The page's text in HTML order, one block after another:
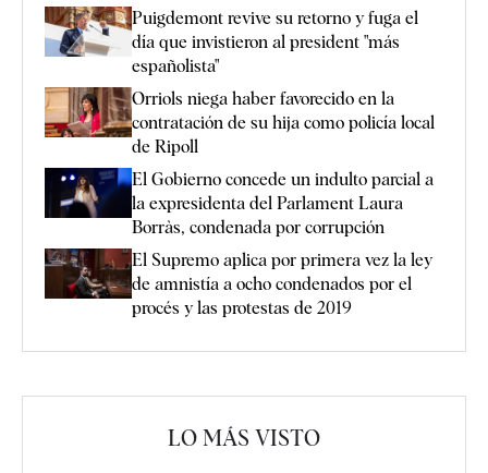
Puigdemont revive su retorno y fuga el
día que invistieron al president "más
españolista"
Orriols niega haber favorecido en la
contratación de su hija como policía local
de Ripoll
El Gobierno concede un indulto parcial a
la expresidenta del Parlament Laura
Borràs, condenada por corrupción
El Supremo aplica por primera vez la ley
de amnistía a ocho condenados por el
procés y las protestas de 2019
LO MÁS VISTO